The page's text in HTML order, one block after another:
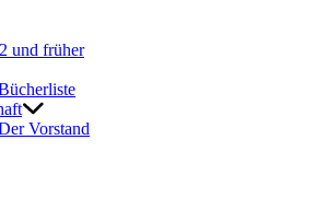
und früher
Vorstand